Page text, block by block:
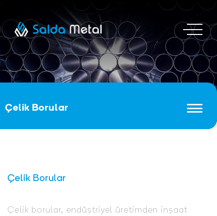
Çelik Borular
Çelik Borular
Çelik borular, endüstriyel üretimden inşaat